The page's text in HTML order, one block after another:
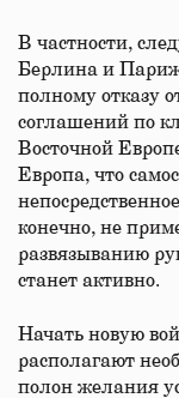
В частности,
Берлина и
полному отказу
соглашений по
Восточной
Европа, что
конечно, не
развязыванию
станет активно.
Начать новую
располагают
полон желания